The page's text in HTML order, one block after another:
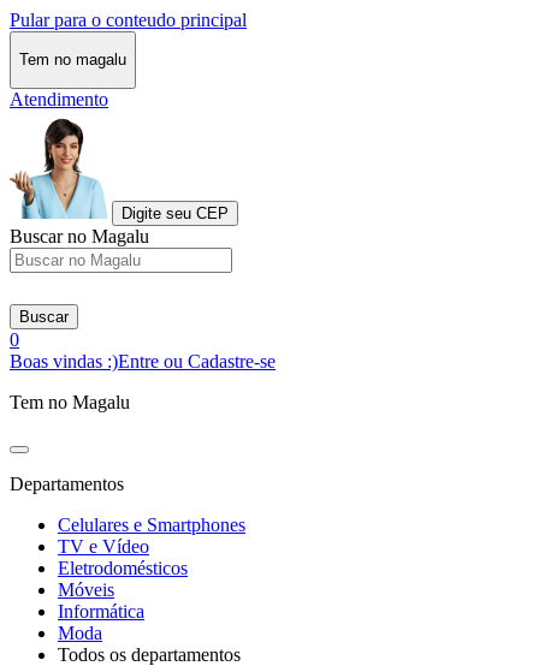
Pular para o conteudo principal
Tem no magalu
Atendimento
Digite seu CEP
Buscar no Magalu
Buscar
0
Boas vindas :)Entre ou Cadastre-se
Tem no Magalu
Departamentos
Celulares e Smartphones
TV e Vídeo
Eletrodomésticos
Móveis
Informática
Moda
Todos os departamentos